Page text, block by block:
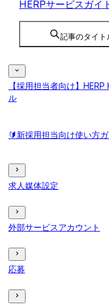
HERPサービスガイ
記事のタイト
【採用担当者向け】
ル
🔰新採用担当向け使い方
求人媒体設定
外部サービスアカウント
応募